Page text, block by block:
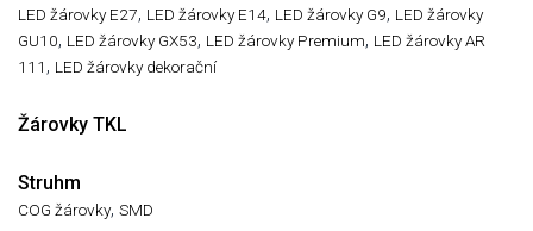
LED žárovky E27, LED žárovky E14, LED žárovky G9, LED žárovky
GU10, LED žárovky GX53, LED žárovky Premium, LED žárovky AR
111 , LED žárovky dekorační
Žárovky TKL
Struhm
COG žárovky, SMD